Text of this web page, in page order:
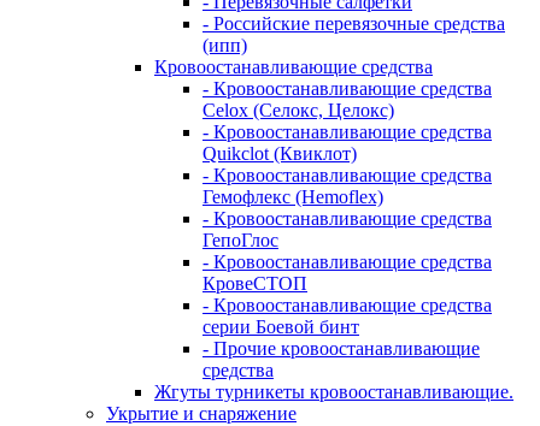
- Российские перевязочные средства
(ипп)
Кровоостанавливающие средства
- Кровоостанавливающие средства
Celox (Селокс, Целокс)
- Кровоостанавливающие средства
Quikclot (Квиклот)
- Кровоостанавливающие средства
Гемофлекс (Hemoflex)
- Кровоостанавливающие средства
ГепоГлос
- Кровоостанавливающие средства
КровеСТОП
- Кровоостанавливающие средства
серии Боевой бинт
- Прочие кровоостанавливающие
средства
Жгуты турникеты кровоостанавливающие.
Укрытие и снаряжение